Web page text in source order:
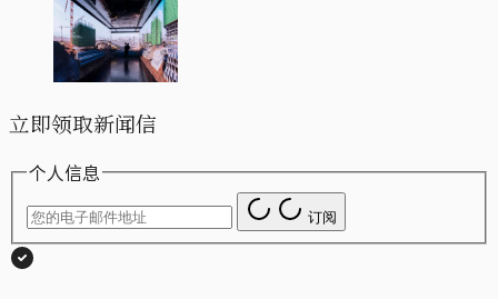
立即领取新闻信
个人信息
订阅